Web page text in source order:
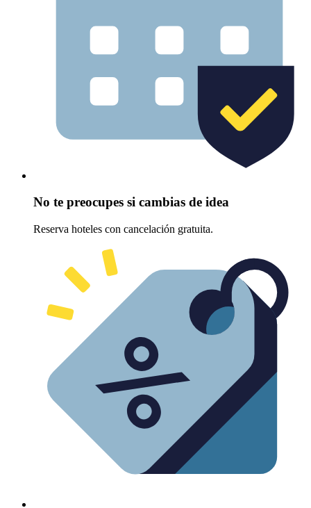
No te preocupes si cambias de idea
Reserva hoteles con cancelación gratuita.